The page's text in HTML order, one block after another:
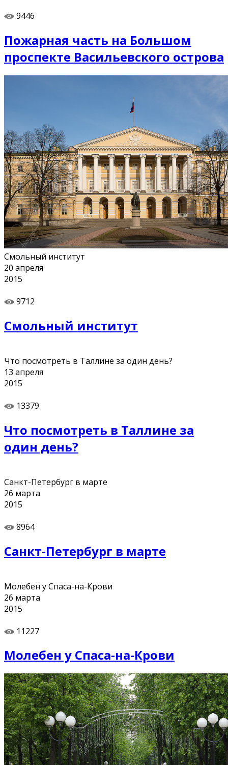
9446
Пожарная часть на Большом
проспекте Васильевского острова
Смольный институт
20 апреля
2015
9712
Смольный институт
Что посмотреть в Таллине за один день?
13 апреля
2015
13379
Что посмотреть в Таллине за
один день?
Санкт-Петербург в марте
26 марта
2015
8964
Санкт-Петербург в марте
Молебен у Спаса-на-Крови
26 марта
2015
11227
Молебен у Спаса-на-Крови